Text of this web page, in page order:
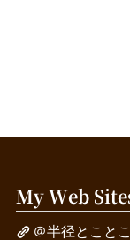
My Web
＠半径とこと